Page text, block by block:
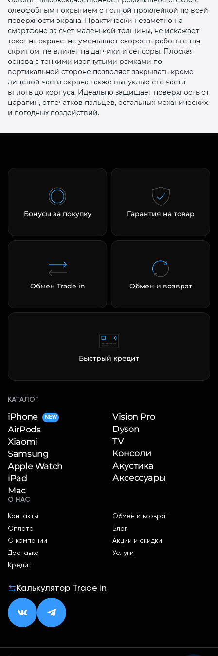
олеофобным покрытием с полной проклейкой по всей
поверхности экрана. Практически незаметно на
смартфоне за счет маленькой толщины, не искажает
текст на экране, не уменьшает скорость работы с тач-
скрином, не влияет на датчики и сенсоры. Плоская
основа с тонкими изогнутыми рамками по
вертикальной стороне позволяет закрывать кроме
лицевой части экрана также выпуклые его части
вплоть до корпуса. Идеально защищает поверхность от
царапин, отпечатков пальцев, остальных механических
и погодных воздействий.
Бонусы за покупку Гарантия на товар
Обмен Trade in Обмен и возврат
Быстрый кредит
КАТАЛОГ
iPhone NEW
AirPods
Xiaomi
Samsung
Apple Watch
iPad
Mac
Vision Pro
Dyson
TV
Консоли
Акустика
Аксессуары
О НАС
Контакты
Оплата
О компании
Доставка
Кредит
Обмен и возврат
Блог
Акции и скидки
Услуги
Калькулятор Trade in
раз в 2 недели